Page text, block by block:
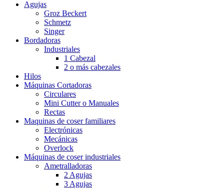
Agujas
Groz Beckert
Schmetz
Singer
Bordadoras
Industriales
1 Cabezal
2 o más cabezales
Hilos
Máquinas Cortadoras
Circulares
Mini Cutter o Manuales
Rectas
Maquinas de coser familiares
Electrónicas
Mecánicas
Overlock
Máquinas de coser industriales
Ametralladoras
2 Agujas
3 Agujas